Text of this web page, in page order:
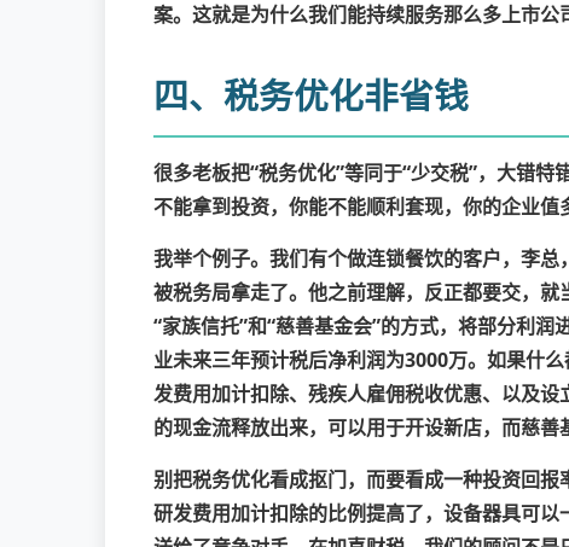
案。这就是为什么我们能持续服务那么多上市公
四、税务优化非省钱
很多老板把“税务优化”等同于“少交税”，大错特错
不能拿到投资，你能不能顺利套现，你的企业值
我举个例子。我们有个做连锁餐饮的客户，李
被税务局拿走了。他之前理解，反正都要交，
“家族信托”和“慈善基金会”的方式，将部分利
业未来三年预计税后净利润为3000万。如果什
发费用加计扣除、残疾人雇佣税收优惠、以及
的现金流释放出来，可以用于开设新店，而慈善
别把税务优化看成抠门，而要看成一种投资回报
研发费用加计扣除的比例提高了，设备器具可